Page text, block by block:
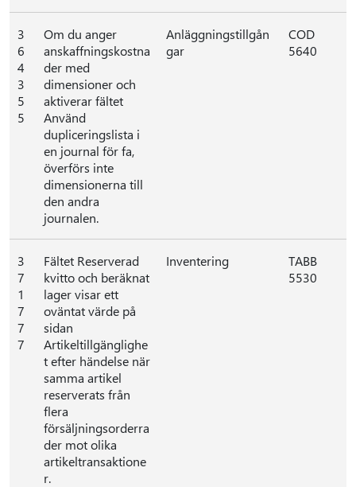
3
6
4
3
5
5
Om du anger
anskaffningskostna
der med
dimensioner och
aktiverar fältet
Använd
dupliceringslista i
en journal för fa,
överförs inte
dimensionerna till
den andra
journalen.
Anläggningstillgån
gar
COD
5640
3
7
1
7
7
7
Fältet Reserverad
kvitto och beräknat
lager visar ett
oväntat värde på
sidan
Artikeltillgänglighe
t efter händelse när
samma artikel
reserverats från
flera
försäljningsorderra
der mot olika
artikeltransaktione
r.
Inventering
TABB
5530